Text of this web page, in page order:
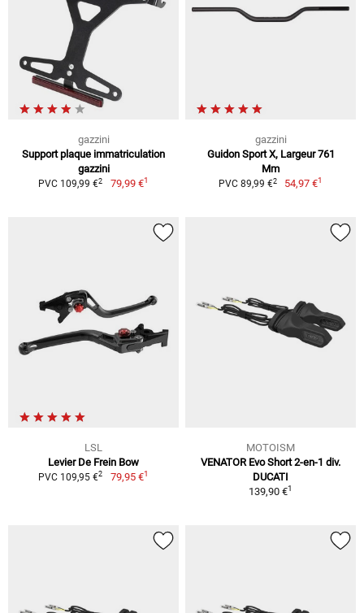
gazzini
Support plaque immatriculation
gazzini
PVC 109,99 €2 79,99 €1
gazzini
Guidon Sport X, Largeur 761
Mm
PVC 89,99 €2 54,97 €1
LSL
Levier De Frein Bow
PVC 109,95 €2 79,95 €1
MOTOISM
VENATOR Evo Short 2-en-1 div.
DUCATI
139,90 €1